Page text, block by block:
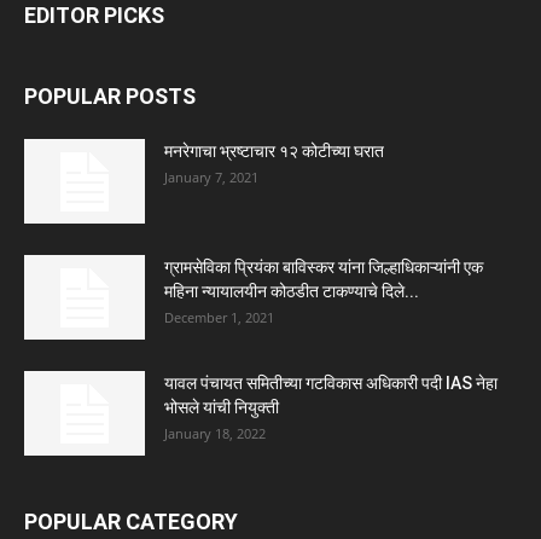
EDITOR PICKS
POPULAR POSTS
मनरेगाचा भ्रष्टाचार १२ कोटीच्या घरात
January 7, 2021
ग्रामसेविका प्रियंका बाविस्कर यांना जिल्हाधिकाऱ्यांनी एक
महिना न्यायालयीन कोठडीत टाकण्याचे दिले...
December 1, 2021
यावल पंचायत समितीच्या गटविकास अधिकारी पदी IAS नेहा
भोसले यांची नियुक्ती
January 18, 2022
POPULAR CATEGORY